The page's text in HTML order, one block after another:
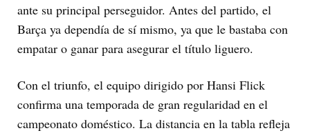
ante su principal perseguidor. Antes del partido, el
Barça ya dependía de sí mismo, ya que le bastaba con
empatar o ganar para asegurar el título liguero.
Con el triunfo, el equipo dirigido por Hansi Flick
confirma una temporada de gran regularidad en el
campeonato doméstico. La distancia en la tabla refleja